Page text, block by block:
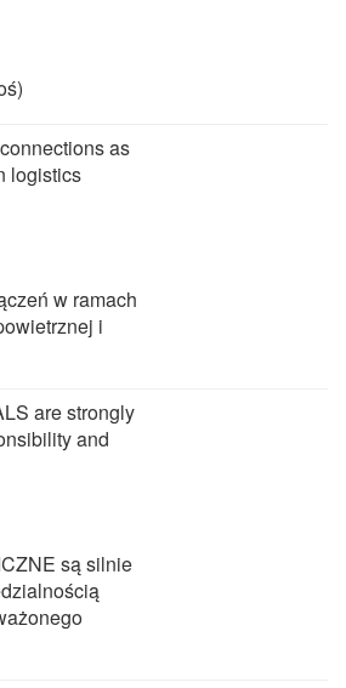
as
logistics
w ramach
i
are strongly
and
są silnie